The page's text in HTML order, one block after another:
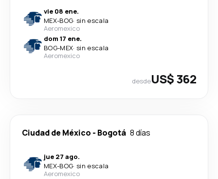
vie 08 ene.
MEX-BOG· sin escala
Aeromexico
dom 17 ene.
BOG-MEX· sin escala
Aeromexico
desdeUS$ 362
Ciudad de México - Bogotá 8 días
jue 27 ago.
MEX-BOG· sin escala
Aeromexico